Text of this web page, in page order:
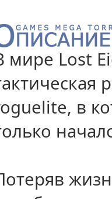
мире Lost
в